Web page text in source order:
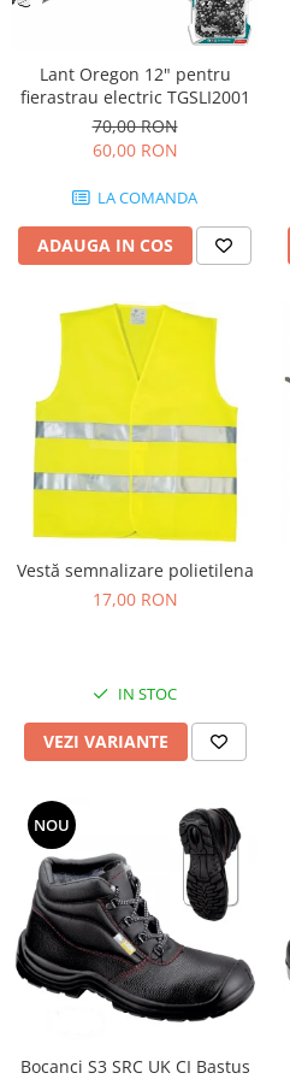
Drujbe termice
Echipamente medicale
Echipamente PSI
Generatoare
Unelte santier
Motocoase
Accesorii motocoase
Foarfece de tuns gard viu si
arbusti
Masini si tractorase de tuns
gazonul
Trimmere
Motosape si motoburghie
Motoburghie
Mănuși protecție
Pompe apa
Motopompe
Pompe de suprafata
Pompe submersibile
Prim ajutor
Protecția capului
Căști
Protecția ochilor
Protecția respirației
Lant Oregon 12" pentru
fierastrau electric TGSLI2001
70,00 RON
60,00 RON
LA COMANDA
ADAUGA IN COS
Vestă semnalizare polietilena
17,00 RON
IN STOC
VEZI VARIANTE
NOU
Bocanci S3 SRC UK CI Bastus